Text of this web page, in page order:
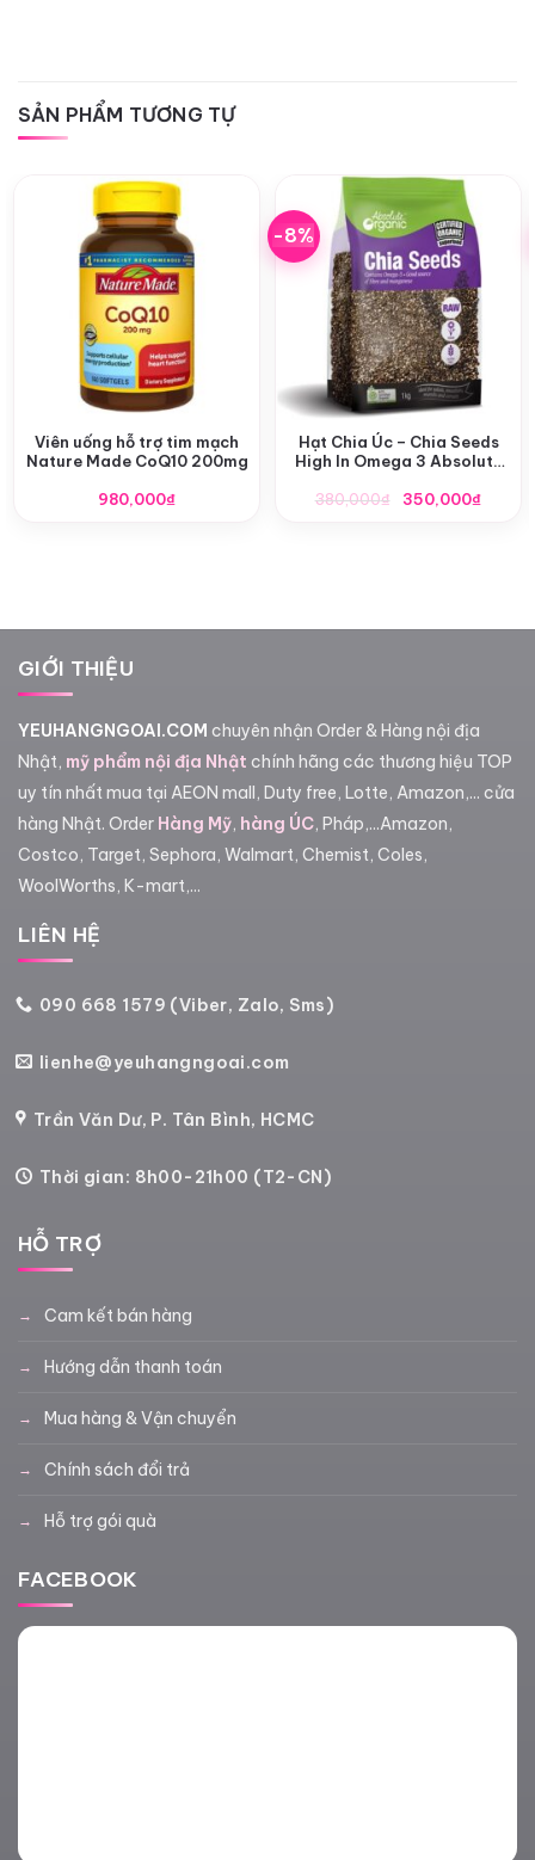
SẢN PHẨM TƯƠNG TỰ
Viên uống hỗ trợ tim mạch
Nature Made CoQ10 200mg
980,000₫
-8%
Hạt Chia Úc – Chia Seeds
High In Omega 3 Absolute
380,000₫
Giá
350,000₫Giá
GIỚI THIỆU
YEUHANGNGOAI.COM chuyên nhận Order & Hàng nội địa
Nhật, mỹ phẩm nội địa Nhật chính hãng các thương hiệu TOP
uy tín nhất mua tại AEON mall, Duty free, Lotte, Amazon,... cửa
hàng Nhật. Order Hàng Mỹ, hàng ÚC, Pháp,...Amazon,
Costco, Target, Sephora, Walmart, Chemist, Coles,
WoolWorths, K-mart,...
LIÊN HỆ
090 668 1579 (Viber, Zalo, Sms)
lienhe@yeuhangngoai.com
Trần Văn Dư, P. Tân Bình, HCMC
Thời gian: 8h00-21h00 (T2-CN)
HỖ TRỢ
Cam kết bán hàng
Hướng dẫn thanh toán
Mua hàng & Vận chuyển
Chính sách đổi trả
Hỗ trợ gói quà
FACEBOOK